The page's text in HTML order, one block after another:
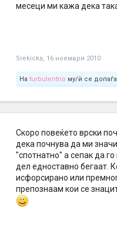
месеци ми кажа дека
Srekicka, 16 ноември 2010
На turbulentno му/ѝ се
Скоро повеќето врски
дека почнува да ми
"спотнатно" а сепак да
дел едноставно бегаат.
исфорсирано или
препознаам кои се